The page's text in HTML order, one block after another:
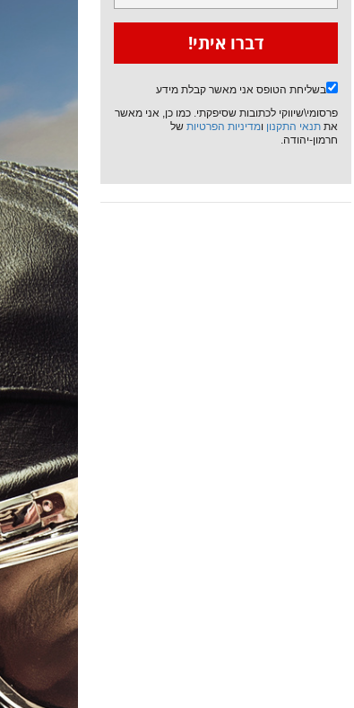
בשליחת הטופס אני מאשר קבלת מידע
פרסומי\שיווקי לכתובות שסיפקתי. כמו כן, אני מאשר
את תנאי התקנון ומדיניות הפרטיות של
חרמון-יהודה.